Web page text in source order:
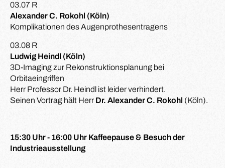
03.07 R
Alexander C. Rokohl (Köln)
Komplikationen des Augenprothesentragens
03.08 R
Ludwig Heindl (Köln)
3D-Imaging zur Rekonstruktionsplanung bei
Orbitaeingriffen
Herr Professor Dr. Heindl ist leider verhindert.
Seinen Vortrag hält Herr Dr. Alexander C. Rokohl (Köln).
15:30 Uhr - 16:00 Uhr Kaffeepause & Besuch der
Industrieausstellung